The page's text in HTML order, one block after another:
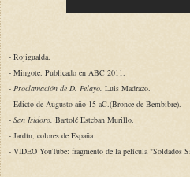
- Rojigualda.
- Mingote. Publicado en ABC 2011.
- Proclamación de D. Pelayo. Luis Madrazo.
- Edicto de Augusto año 15 aC.(Bronce de Bembibre).
- San Isidoro. Bartolé Esteban Murillo.
- Jardín, colores de España.
- VIDEO YouTube: fragmento de la película "Soldados